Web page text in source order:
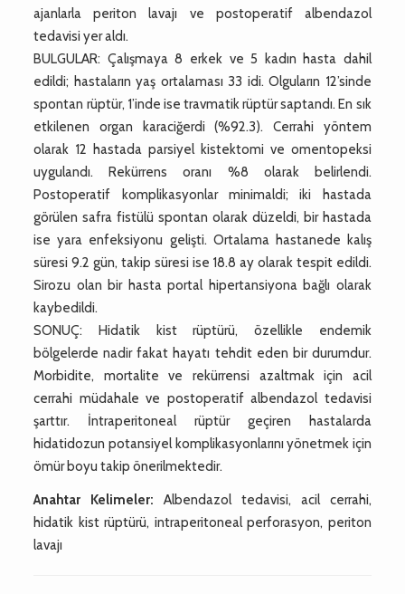
ajanlarla periton lavajı ve postoperatif albendazol
tedavisi yer aldı.
BULGULAR: Çalışmaya 8 erkek ve 5 kadın hasta dahil
edildi; hastaların yaş ortalaması 33 idi. Olguların 12’sinde
spontan rüptür, 1’inde ise travmatik rüptür saptandı. En sık
etkilenen organ karaciğerdi (%92.3). Cerrahi yöntem
olarak 12 hastada parsiyel kistektomi ve omentopeksi
uygulandı. Rekürrens oranı %8 olarak belirlendi.
Postoperatif komplikasyonlar minimaldi; iki hastada
görülen safra fistülü spontan olarak düzeldi, bir hastada
ise yara enfeksiyonu gelişti. Ortalama hastanede kalış
süresi 9.2 gün, takip süresi ise 18.8 ay olarak tespit edildi.
Sirozu olan bir hasta portal hipertansiyona bağlı olarak
kaybedildi.
SONUÇ: Hidatik kist rüptürü, özellikle endemik
bölgelerde nadir fakat hayatı tehdit eden bir durumdur.
Morbidite, mortalite ve rekürrensi azaltmak için acil
cerrahi müdahale ve postoperatif albendazol tedavisi
şarttır. İntraperitoneal rüptür geçiren hastalarda
hidatidozun potansiyel komplikasyonlarını yönetmek için
ömür boyu takip önerilmektedir.
Anahtar Kelimeler: Albendazol tedavisi, acil cerrahi,
hidatik kist rüptürü, intraperitoneal perforasyon, periton
lavajı